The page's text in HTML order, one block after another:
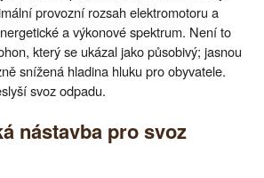
provozní rozsah elektromotoru a
a výkonové spektrum. Není to
který se ukázal jako působivý; jasnou
snížená hladina hluku pro obyvatele.
svoz odpadu.
nástavba pro svoz